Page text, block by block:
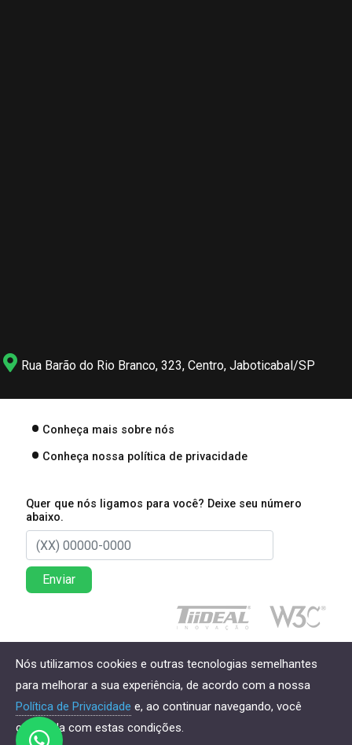
Rua Barão do Rio Branco, 323, Centro, Jaboticabal/SP
Conheça mais sobre nós
Conheça nossa política de privacidade
Quer que nós ligamos para você? Deixe seu número
abaixo.
Enviar
Direitos reservados à Lima Associados Contabilidade
Empresarial - 2026
Nós utilizamos cookies e outras tecnologias semelhantes
para melhorar a sua experiência, de acordo com a nossa
Política de Privacidade e, ao continuar navegando, você
concorda com estas condições.